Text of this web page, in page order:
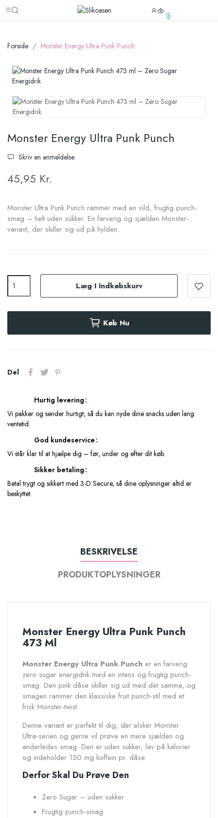
0
Forside Monster Energy Ultra Punk Punch
Monster Energy Ultra Punk Punch
Skriv en anmeldelse
45,95 Kr.
Monster Ultra Punk Punch rammer med en vild, frugtig punch-
smag – helt uden sukker. En farverig og sjælden Monster-
variant, der skiller sig ud på hylden.
Læg I Indkøbskurv
Køb Nu
Del
Hurtig levering
Vi pakker og sender hurtigt, så du kan nyde dine snacks uden lang
ventetid.
God kundeservice
Vi står klar til at hjælpe dig – før, under og efter dit køb.
Sikker betaling
Betal trygt og sikkert med 3-D Secure, så dine oplysninger altid er
beskyttet.
BESKRIVELSE
PRODUKTOPLYSNINGER
Monster Energy Ultra Punk Punch
473 Ml
Monster Energy Ultra Punk Punch er en farverig
zero sugar energidrik med en intens og frugtig punch-
smag. Den pink dåse skiller sig ud med det samme, og
smagen rammer den klassiske fruit punch-stil med et
frisk Monster-twist.
Denne variant er perfekt til dig, der elsker Monster
Ultra-serien og gerne vil prøve en mere sjælden og
anderledes smag. Den er uden sukker, lav på kalorier
og indeholder 150 mg koffein pr. dåse.
Derfor Skal Du Prøve Den
Zero Sugar – uden sukker
Frugtig punch-smag